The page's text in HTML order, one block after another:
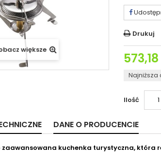
większe
Drukuj
573,18
Najniższa
Ilość
DANE O PRODUCENCIE
zaawansowana kuchenka turystyczna,